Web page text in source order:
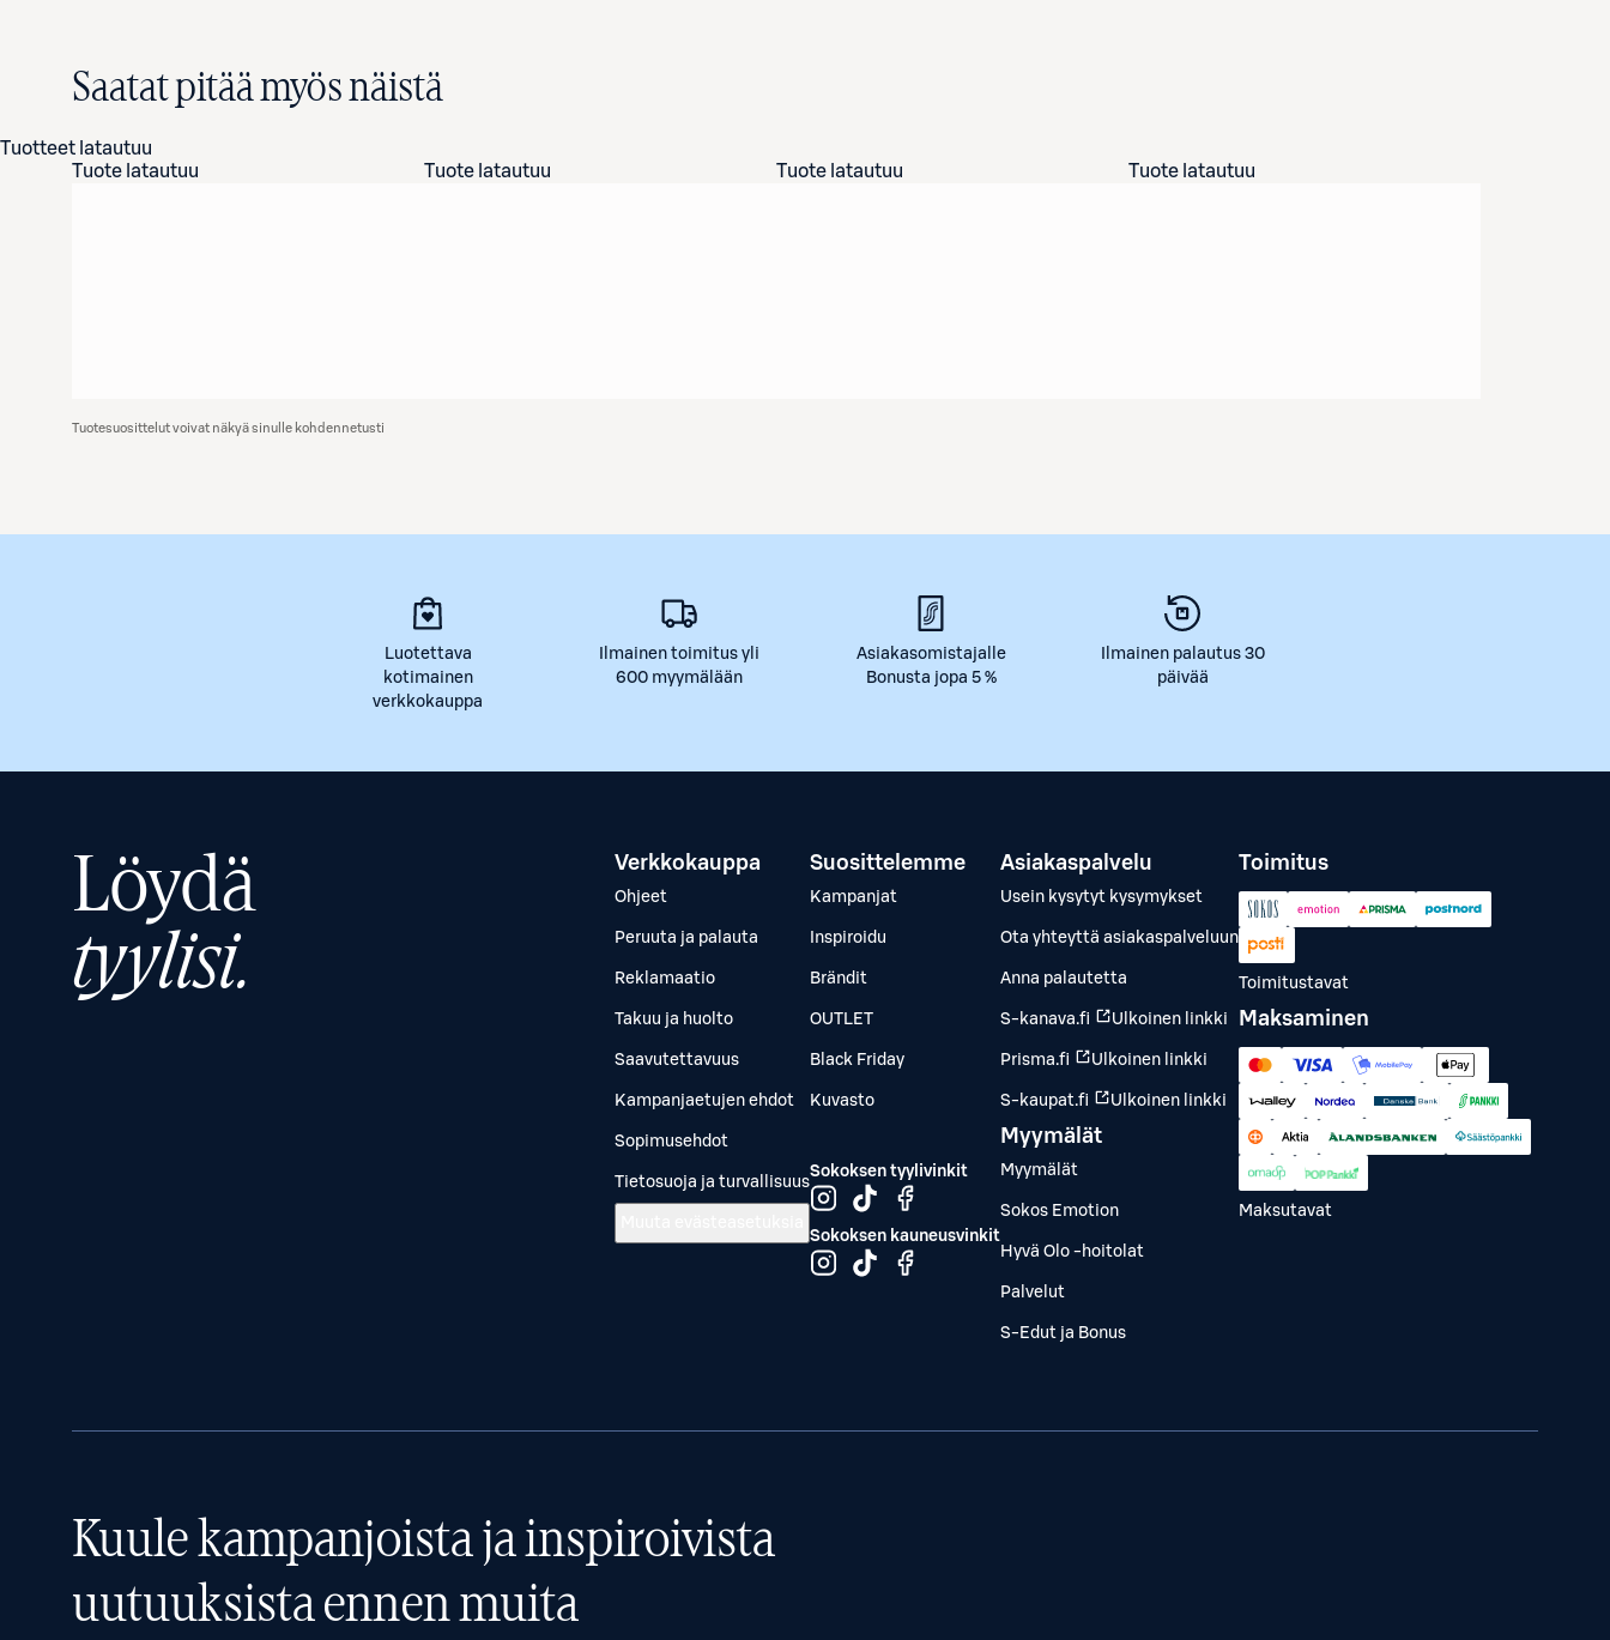
Saatat pitää myös näistä
Tuotteet latautuu
Tuote latautuu
Tuote latautuu Tuote latautuu Tuote latautuu
Tuotesuosittelut voivat näkyä sinulle kohdennetusti
Luotettava
kotimainen
verkkokauppa
Ilmainen toimitus yli
600 myymälään
Asiakasomistajalle
Bonusta jopa 5 %
Ilmainen palautus 30
päivää
Löydä
tyylisi.
Verkkokauppa
Ohjeet
Peruuta ja palauta
Reklamaatio
Takuu ja huolto
Saavutettavuus
Kampanjaetujen ehdot
Sopimusehdot
Tietosuoja ja turvallisuus
Suosittelemme
Kampanjat
Inspiroidu
Brändit
OUTLET
Black Friday
Kuvasto
Sokoksen tyylivinkit
Sokoksen kauneusvinkit
Asiakaspalvelu
Usein kysytyt kysymykset
Ota yhteyttä asiakaspalveluun
Anna palautetta
S-kanava.fi Ulkoinen linkki
Prisma.fi Ulkoinen linkki
S-kaupat.fi Ulkoinen linkki
Myymälät
Myymälät
Sokos Emotion
Hyvä Olo -hoitolat
Palvelut
S-Edut ja Bonus
Toimitus
Toimitustavat
Maksaminen
Maksutavat
Kuule kampanjoista ja inspiroivista
uutuuksista ennen muita